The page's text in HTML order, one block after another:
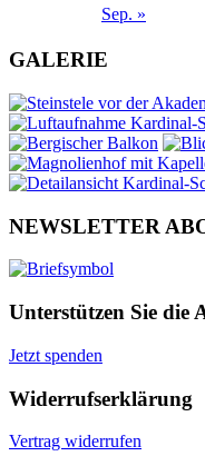
Sep. »
GALERIE
NEWSLETTER
Unterstützen Sie die
Jetzt spenden
Widerrufserklärung
Vertrag widerrufen